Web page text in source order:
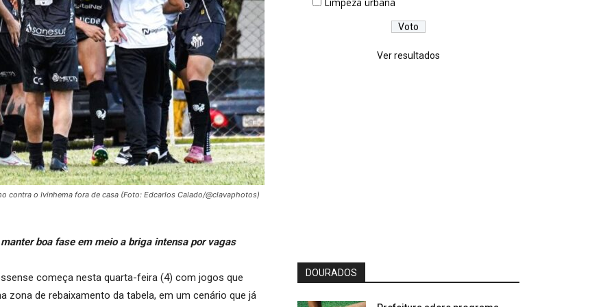
contra o Ivinhema fora de casa (Foto: Edcarlos Calado/@clavaphotos)
boa fase em meio a briga intensa por vagas
começa nesta quarta-feira (4) com jogos que
zona de rebaixamento da tabela, em um cenário que já
Ver resultados
DOURADOS